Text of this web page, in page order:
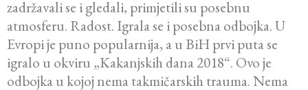
zadržavali se i gledali, primjetili su posebnu
atmosferu. Radost. Igrala se i posebna odbojka. U
Evropi je puno popularnija, a u BiH prvi puta se
igralo u okviru „Kakanjskih dana 2018“. Ovo je
odbojka u kojoj nema takmičarskih trauma. Nema